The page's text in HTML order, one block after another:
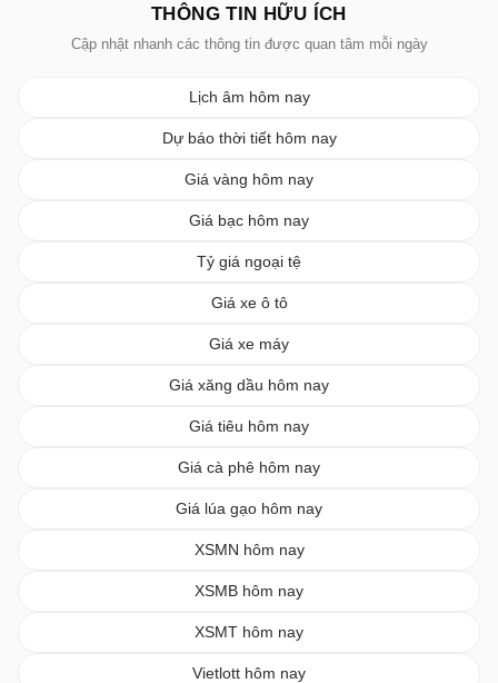
THÔNG TIN HỮU ÍCH
Cập nhật nhanh các thông tin được quan tâm mỗi ngày
Lịch âm hôm nay
Dự báo thời tiết hôm nay
Giá vàng hôm nay
Giá bạc hôm nay
Tỷ giá ngoại tệ
Giá xe ô tô
Giá xe máy
Giá xăng dầu hôm nay
Giá tiêu hôm nay
Giá cà phê hôm nay
Giá lúa gạo hôm nay
XSMN hôm nay
XSMB hôm nay
XSMT hôm nay
Vietlott hôm nay